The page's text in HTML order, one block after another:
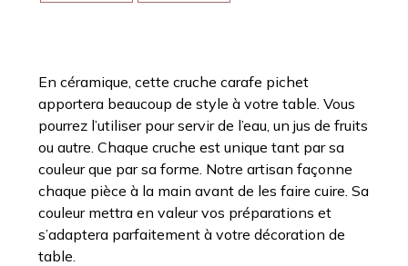
En céramique, cette cruche carafe pichet
apportera beaucoup de style à votre table. Vous
pourrez l’utiliser pour servir de l’eau, un jus de fruits
ou autre. Chaque cruche est unique tant par sa
couleur que par sa forme. Notre artisan façonne
chaque pièce à la main avant de les faire cuire. Sa
couleur mettra en valeur vos préparations et
s’adaptera parfaitement à votre décoration de
table.